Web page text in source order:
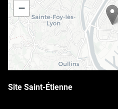
−
Site Saint-Étienne